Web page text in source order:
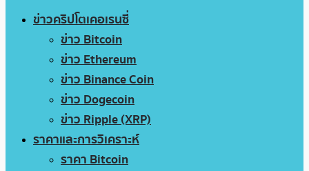
ข่าวคริปโตเคอเรนซี่
ข่าว Bitcoin
ข่าว Ethereum
ข่าว Binance Coin
ข่าว Dogecoin
ข่าว Ripple (XRP)
ราคาและการวิเคราะห์
ราคา Bitcoin